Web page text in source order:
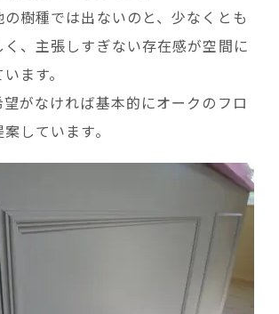
の樹種では出ないのと、少なくとも
、主張しすぎない存在感が空間に
ます。
がなければ基本的にオークのフロ
しています。